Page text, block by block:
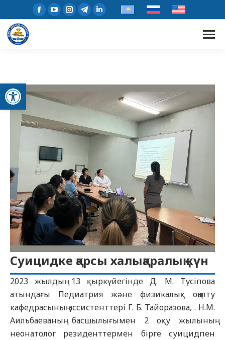
Open toolbar
Cуицидке қарсы халықаралық күн
2023 жылдың 13 қыркүйегінде Д. М. Түсіпова
атындағы Педиатрия және физикалық оңалту
кафедрасының ассистенттері Г. Б. Тайоразова, . Н.М.
Аильбаеваның басшылығымен 2 оқу жылының
неонатолог резиденттермен бірге суицидпен